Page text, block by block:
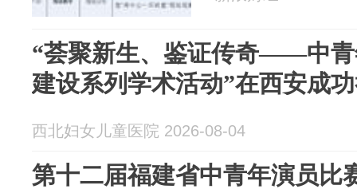
“荟聚新生、鉴证传奇——中青
建设系列学术活动”在西安成
西北妇女儿童医院 2026-08-04
第十二届福建省中青年演员比